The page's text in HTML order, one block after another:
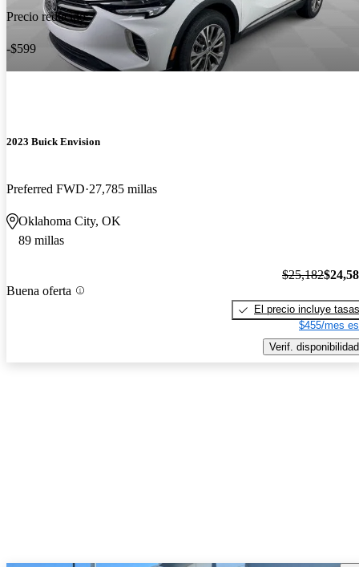
Precio reducido
-$599
2023 Buick Envision
Preferred FWD 27,785 millas
Oklahoma City, OK
89 millas
Buena oferta
$25,182
El precio incluye tasas
$455/mes
Verif. disponibilidad